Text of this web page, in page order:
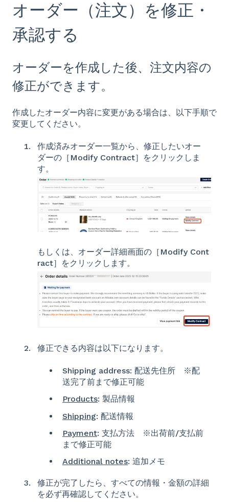
オーダー（注文）を修正・
承認する
オーダーを作成した後、注文内容の
修正ができます。
作成したオーダー内容に変更がある場合は、以下手順で
変更してください。
作成済みオーダー一覧から、修正したいオー
ダーの［Modify Contract］をクリックしま
す。
もしくは、オーダー詳細画面の［Modify Cont
ract］をクリックします。
修正できる内容は以下になります。
Shipping address: 配送先住所 ※配
送完了前まで修正可能
Products: 製品情報
Shipping: 配送情報
Payment: 支払方法 ※出荷前/支払前
まで修正可能
Additional notes: 追加メモ
修正が完了したら、すべての情報・金額の詳細
を必ず再確認してください。